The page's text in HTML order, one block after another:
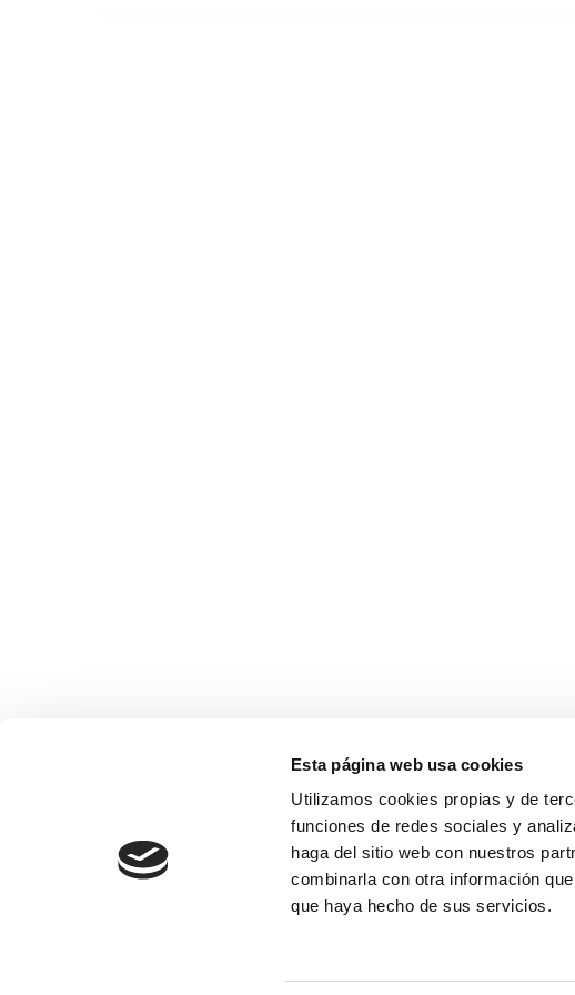
Esta página web usa cookies
Utilizamos cookies propias y de
funciones de redes sociales y
haga del sitio web con nuestros
combinarla con otra información
que haya hecho de sus servicios.